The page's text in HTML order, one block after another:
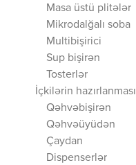
Masa üstü plitələr
Mikrodalğalı soba
Multibişirici
Sup bişirən
Tosterlər
İçkilərin hazırlanması
Qəhvəbişirən
Qəhvəüyüdən
Çaydan
Dispenserlər